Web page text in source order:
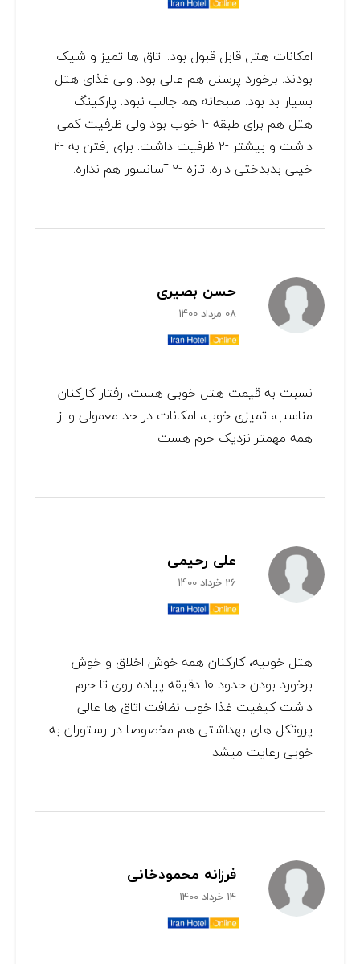
امکانات هتل قابل قبول بود. اتاق ها تمیز و شیک
بودند. برخورد پرسنل هم عالی بود. ولی غذای هتل
بسیار بد بود. صبحانه هم جالب نبود. پارکینگ
هتل هم برای طبقه -۱ خوب بود ولی ظرفیت کمی
داشت و بیشتر -۲ ظرفیت داشت. برای رفتن به -۲
خیلی بدبدختی داره. تازه -۲ آسانسور هم نداره.
حسن بصیری
08 مرداد 1400
نسبت به قیمت هتل خوبی هست، رفتار کارکنان
مناسب، تمیزی خوب، امکانات در حد معمولی و از
همه مهمتر نزدیک حرم هست
علی رحیمی
26 خرداد 1400
هتل خوبیه، کارکنان همه خوش اخلاق و خوش
برخورد بودن حدود ۱۰ دقیقه پیاده روی تا حرم
داشت کیفیت غذا خوب نظافت اتاق ها عالی
پروتکل های بهداشتی هم مخصوصا در رستوران به
خوبی رعایت میشد
فرزانه محمودخانی
14 خرداد 1400